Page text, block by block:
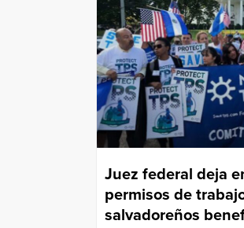
Juez federal deja
permisos de
salvadoreños